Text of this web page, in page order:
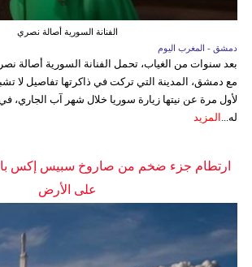
الفنانة السورية أصالة نصري
دمشق - المغرب اليوم
بعد سنوات من الغياب، تحمل الفنانة السورية أصالة
مع دمشق، المدينة التي تركت في ذاكرتها تفاصيل لا
لأول مرة عن نيتها زيارة سوريا خلال شهر آب الجاري، في
له...
المزيد
ارتطام جزء ضخم من صاروخ سبيس إكس
على الأرض